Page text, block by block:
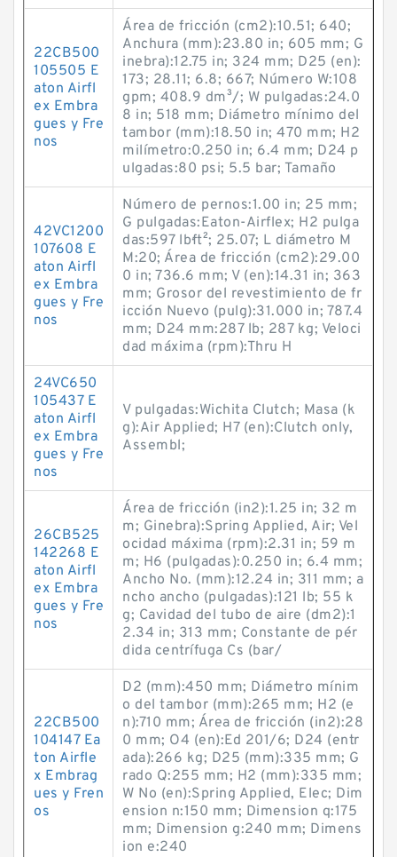
22CB500
105505 E
aton Airfl
ex Embra
gues y Fre
nos
Área de fricción (cm2):10.51; 640;
Anchura (mm):23.80 in; 605 mm; G
inebra):12.75 in; 324 mm; D25 (en):
173; 28.11; 6.8; 667; Número W:108
gpm; 408.9 dm³/; W pulgadas:24.0
8 in; 518 mm; Diámetro mínimo del
tambor (mm):18.50 in; 470 mm; H2
milímetro:0.250 in; 6.4 mm; D24 p
ulgadas:80 psi; 5.5 bar; Tamaño
42VC1200
107608 E
aton Airfl
ex Embra
gues y Fre
nos
Número de pernos:1.00 in; 25 mm;
G pulgadas:Eaton-Airflex; H2 pulga
das:597 lb·ft²; 25.07; L diámetro M
M:20; Área de fricción (cm2):29.00
0 in; 736.6 mm; V (en):14.31 in; 363
mm; Grosor del revestimiento de fr
icción Nuevo (pulg):31.000 in; 787.4
mm; D24 mm:287 lb; 287 kg; Veloci
dad máxima (rpm):Thru H
24VC650
105437 E
aton Airfl
ex Embra
gues y Fre
nos
V pulgadas:Wichita Clutch; Masa (k
g):Air Applied; H7 (en):Clutch only,
Assembl;
26CB525
142268 E
aton Airfl
ex Embra
gues y Fre
nos
Área de fricción (in2):1.25 in; 32 m
m; Ginebra):Spring Applied, Air; Vel
ocidad máxima (rpm):2.31 in; 59 m
m; H6 (pulgadas):0.250 in; 6.4 mm;
Ancho No. (mm):12.24 in; 311 mm; a
ncho ancho (pulgadas):121 lb; 55 k
g; Cavidad del tubo de aire (dm2):1
2.34 in; 313 mm; Constante de pér
dida centrífuga Cs (bar/
22CB500
104147 Ea
ton Airfle
x Embrag
ues y Fren
os
D2 (mm):450 mm; Diámetro mínim
o del tambor (mm):265 mm; H2 (e
n):710 mm; Área de fricción (in2):28
0 mm; O4 (en):Ed 201/6; D24 (entr
ada):266 kg; D25 (mm):335 mm; G
rado Q:255 mm; H2 (mm):335 mm;
W No (en):Spring Applied, Elec; Dim
ension n:150 mm; Dimension q:175
mm; Dimension g:240 mm; Dimens
ion e:240